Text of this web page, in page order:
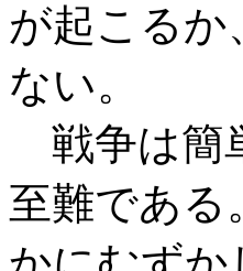
が起こるか
ない。
戦争は簡
至難である